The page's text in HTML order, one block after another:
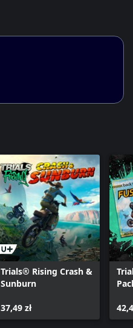
Trials® Rising Crash &
Sunburn
37,49 zł